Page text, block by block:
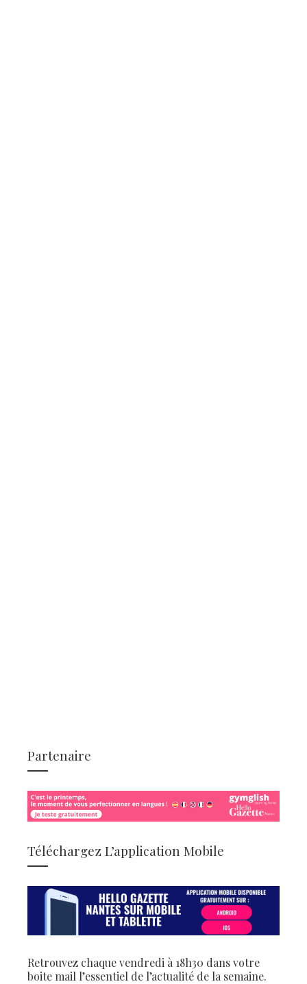
Partenaire
Téléchargez L’application Mobile
Retrouvez chaque vendredi à 18h30 dans votre
boite mail l’essentiel de l’actualité de la semaine.